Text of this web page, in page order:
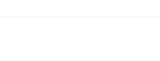
il ne laisserait pas Amelia